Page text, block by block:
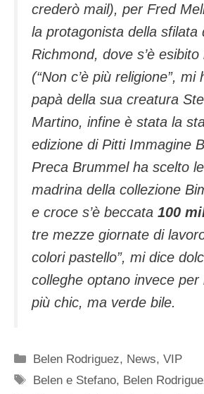
crederò mail), per Fred
la protagonista della sfilata
Richmond, dove s’è
(“Non c’è più religione”,
papà della sua creatura
Martino, infine è stata la
edizione di Pitti Immagine
Preca Brummel ha scelto
madrina della collezione
e croce s’è beccata 100
tre mezze giornate di
colori pastello”, mi dice
colleghe optano invece per
più chic, ma verde bile.
Categorie
Belen Rodriguez, News,VIP
Tag
Belen e Stefano, Belen